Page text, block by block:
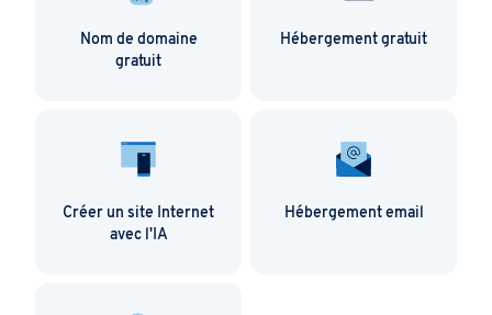
Nom de domaine
gratuit
Hébergement gratuit
Créer un site Internet
avec l'IA
Hébergement email